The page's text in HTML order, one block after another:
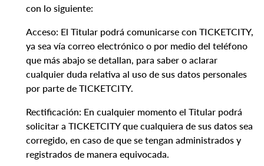
con lo siguiente:
Acceso: El Titular podrá comunicarse con TICKETCITY,
ya sea vía correo electrónico o por medio del teléfono
que más abajo se detallan, para saber o aclarar
cualquier duda relativa al uso de sus datos personales
por parte de TICKETCITY.
Rectificación: En cualquier momento el Titular podrá
solicitar a TICKETCITY que cualquiera de sus datos sea
corregido, en caso de que se tengan administrados y
registrados de manera equivocada.